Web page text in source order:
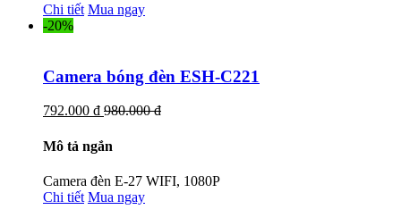
Chi tiết Mua ngay
-20%
Camera bóng đèn ESH-C221
792.000 đ 980.000 đ
Mô tả ngắn
Camera đèn E-27 WIFI, 1080P
Chi tiết Mua ngay